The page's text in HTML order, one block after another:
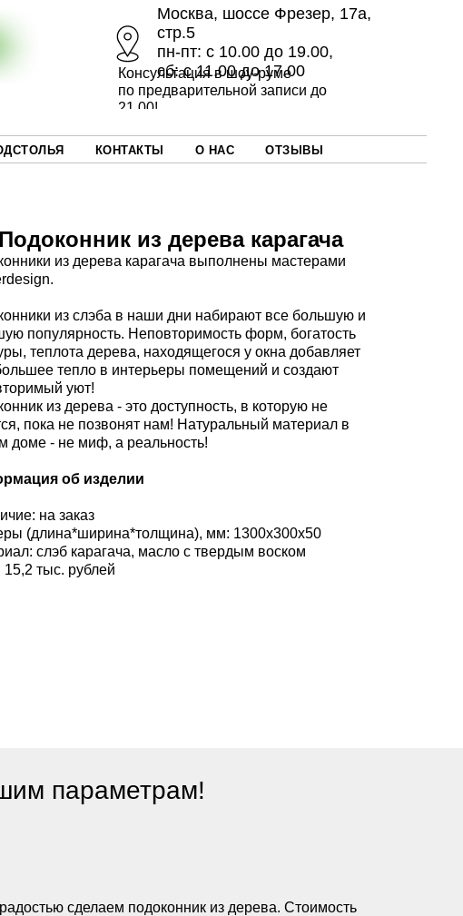
Консультация в шоу-руме
по предварительной записи до
21.00!
Москва, шоссе Фрезер, 17а,
стр.5
пн-пт: с 10.00 до 19.00,
сб: с 11.00 до 17.00
КОНТАКТЫ О НАС ОТЗЫВЫ
Подоконник из дерева карагача
из дерева карагача выполнены мастерами
из слэба в наши дни набирают все большую и
популярность. Неповторимость форм, богатость
теплота дерева, находящегося у окна добавляет
тепло в интерьеры помещений и создают
уют!
из дерева - это доступность, в которую не
пока не позвонят нам! Натуральный материал в
доме - не миф, а реальность!
об изделии
на заказ
(длина*ширина*толщина), мм: 1300х300х50
слэб карагача, масло с твердым воском
15,2 тыс. рублей
параметрам!
сделаем подоконник из дерева. Стоимость